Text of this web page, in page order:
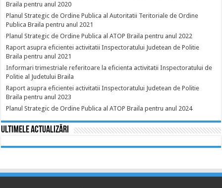
Braila pentru anul 2020
Planul Strategic de Ordine Publica al Autoritatii Teritoriale de Ordine
Publica Braila pentru anul 2021
Planul Strategic de Ordine Publica al ATOP Braila pentru anul 2022
Raport asupra eficientei activitatii Inspectoratului Judetean de Politie
Braila pentru anul 2021
Informari trimestriale referitoare la eficienta activitatii Inspectoratului de
Politie al Judetului Braila
Raport asupra eficientei activitatii Inspectoratului Judetean de Politie
Braila pentru anul 2023
Planul Strategic de Ordine Publica al ATOP Braila pentru anul 2024
Ultimele actualizări